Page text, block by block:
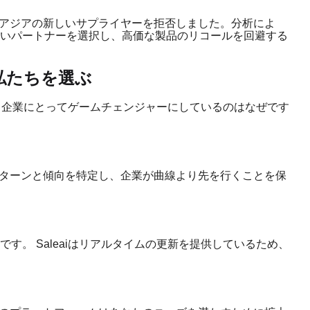
アの新しいサプライヤーを拒否しました。分析によ
パートナーを選択し、高価な製品のリコールを回避する
たちを選ぶ
業にとってゲームチェンジャーにしているのはなぜです
ーンと傾向を特定し、企業が曲線より先を行くことを保
。 Saleaiはリアルタイムの更新を提供しているため、